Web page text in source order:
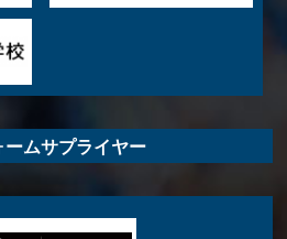
ームサプライヤー